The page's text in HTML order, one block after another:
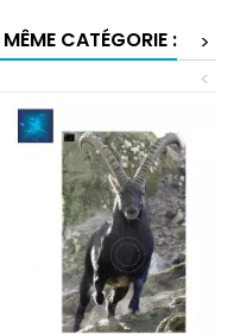
CATÉGORIE :
>
<